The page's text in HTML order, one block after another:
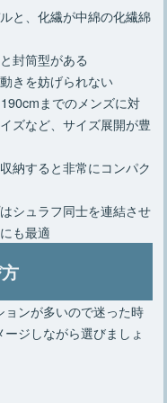
と、化繊が中綿の化繊綿
封筒型がある
きを妨げられない
までのメンズに対
ズなど、サイズ展開が豊
納すると非常にコンパク
シュラフ同士を連結させ
も最適
ンが多いので迷った時
ジしながら選びましょ